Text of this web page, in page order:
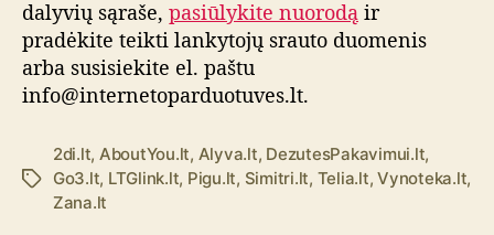
dalyvių sąraše, pasiūlykite nuorodą ir
pradėkite teikti lankytojų srauto duomenis
arba susisiekite el. paštu
info@internetoparduotuves.lt.
Ž
2di.lt, AboutYou.lt, Alyva.lt, DezutesPakavimui.lt,
Go3.lt, LTGlink.lt, Pigu.lt, Simitri.lt, Telia.lt,Vynoteka.lt,
Zana.lt